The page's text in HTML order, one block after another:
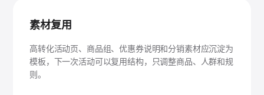
素材复用
高转化活动页、商品组、优惠券说明和分销素材应沉淀为
模板，下一次活动可以复用结构，只调整商品、人群和规
则。